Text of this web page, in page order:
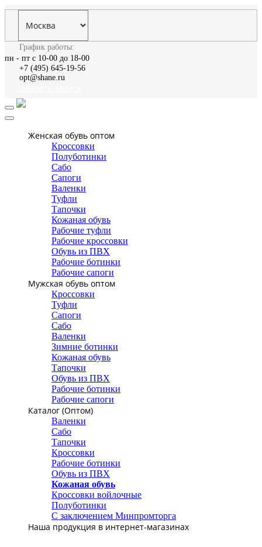
График работы:
пн - пт с 10-00 до 18-00
+7 (495) 645-19-56
opt@shane.ru
Женская обувь оптом
Кроссовки
Полуботинки
Сабо
Сапоги
Валенки
Туфли
Тапочки
Кожаная обувь
Рабочие туфли
Рабочие кроссовки
Обувь из ПВХ
Рабочие ботинки
Рабочие сапоги
Мужская обувь оптом
Кроссовки
Туфли
Сапоги
Сабо
Валенки
Зимние ботинки
Кожаная обувь
Тапочки
Обувь из ПВХ
Рабочие ботинки
Рабочие сапоги
Каталог (Оптом)
Валенки
Сабо
Тапочки
Кроссовки
Рабочие ботинки
Обувь из ПВХ
Кожаная обувь
Кроссовки войлочные
Полуботинки
С заключением Минпромторга
Наша продукция в интернет-магазинах